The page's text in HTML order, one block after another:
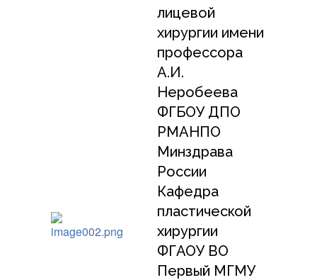
лицевой
хирургии имени
профессора
А.И.
Неробеева
ФГБОУ ДПО
РМАНПО
Минздрава
России
Кафедра
пластической
хирургии
ФГАОУ ВО
Первый МГМУ